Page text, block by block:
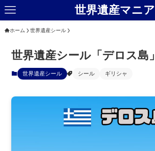
世界遺産マニア
ホーム 世界遺産シール
世界遺産シール「デロス島」
世界遺産シール シール ギリシャ